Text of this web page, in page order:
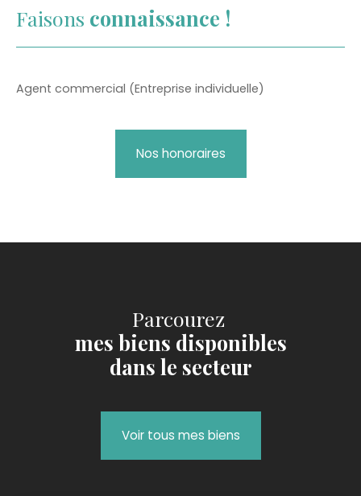
Faisons connaissance !
Agent commercial (Entreprise individuelle)
Nos honoraires
Parcourez
mes biens disponibles
dans le secteur
Voir tous mes biens